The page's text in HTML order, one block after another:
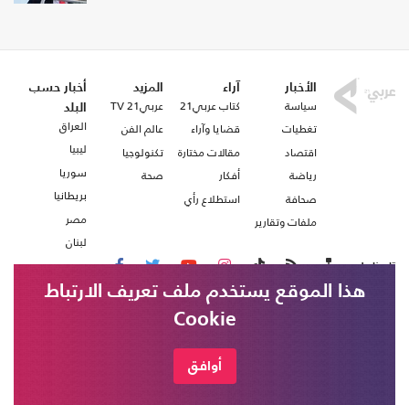
الأخبار
سياسة
تغطيات
اقتصاد
رياضة
صحافة
ملفات وتقارير
آراء
كتاب عربي21
قضايا وآراء
مقالات مختارة
أفكار
استطلاع رأي
المزيد
عربي21 TV
عالم الفن
تكنولوجيا
صحة
أخبار حسب
البلد
العراق
ليبيا
سوريا
بريطانيا
مصر
لبنان
تابعنا على
هذا الموقع يستخدم ملف تعريف الارتباط
Cookie
أوافق